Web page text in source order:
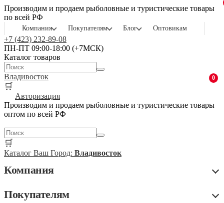
Производим и продаем рыболовные и туристические товары
по всей РФ
Компания Покупателям Блог Оптовикам
+7 (423) 232-89-08
ПН-ПТ 09:00-18:00 (+7МСК)
Каталог товаров
Владивосток
🛒
0
Авторизация
Производим и продаем рыболовные и туристические товары
оптом по всей РФ
🛒
Каталог Ваш Город: Владивосток
Компания
Покупателям